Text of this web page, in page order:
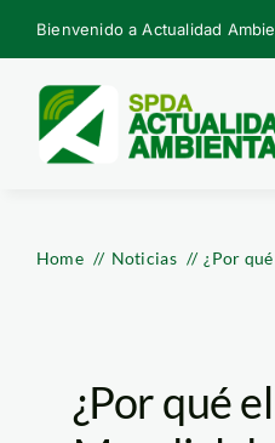
Skip
to
content
Bienvenido a Actualidad
Home Noticias ¿Por
¿Por qué